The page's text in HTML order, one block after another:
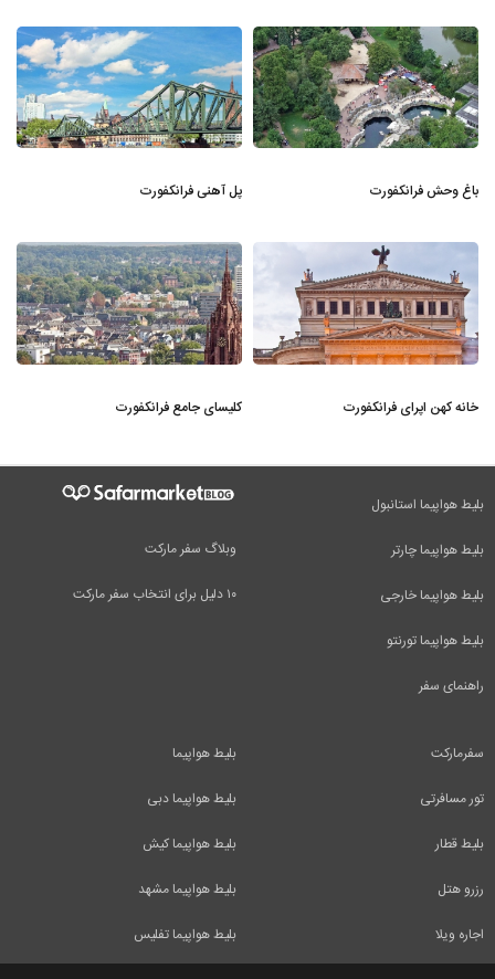
باغ وحش فرانکفورت پل آهنی فرانکفورت
خانه کهن اپرای فرانکفورت کلیسای جامع فرانکفورت
وبلاگ سفر مارکت
۱۰ دلیل برای انتخاب سفر مارکت
بلیط هواپیما استانبول
بلیط هواپیما چارتر
بلیط هواپیما خارجی
بلیط هواپیما تورنتو
راهنمای سفر
بلیط هواپیما
بلیط هواپیما دبی
بلیط هواپیما کیش
بلیط هواپیما مشهد
بلیط هواپیما تفلیس
سفرمارکت
تور مسافرتی
بلیط قطار
رزرو هتل
اجاره ویلا